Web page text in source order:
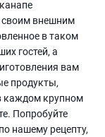
своим внешним
в таком
гостей, а
вам
продукты,
каждом крупном
Попробуйте
нашему рецепту,